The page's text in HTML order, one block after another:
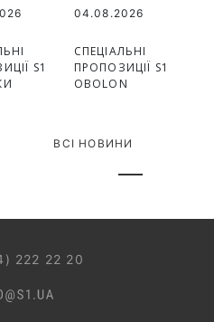
S1
04.08.2026
СПЕЦІАЛЬНІ
ПРОПОЗИЦІЇ S1
OBOLON
ВСІ НОВИНИ
222 22 20